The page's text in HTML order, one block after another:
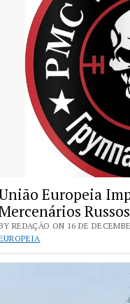
Europeia
Russos
REDAÇÃO ON 16 DE